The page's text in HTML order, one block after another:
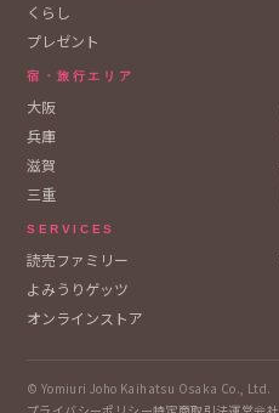
くらし
プレゼント
宿・旅行エリア
大阪
兵庫
滋賀
三重
SERVICES
読売ファミリー
よみうりゲッツ
オンラインストア
© Yomiuri Joho Kaihatsu Osaka Co., Ltd.